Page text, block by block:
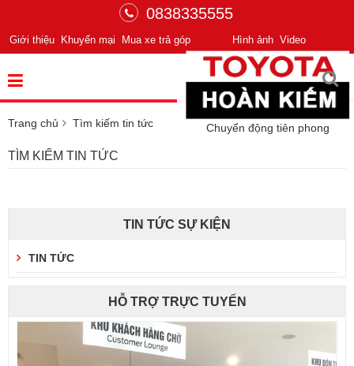
0838335555
Hình ảnh Video
Giới thiệu Khuyến mại Mua xe trả góp
Chuyển động tiên phong
Trang chủ Tìm kiếm tin tức
TÌM KIẾM TIN TỨC
TIN TỨC SỰ KIỆN
TIN TỨC
HỖ TRỢ TRỰC TUYẾN